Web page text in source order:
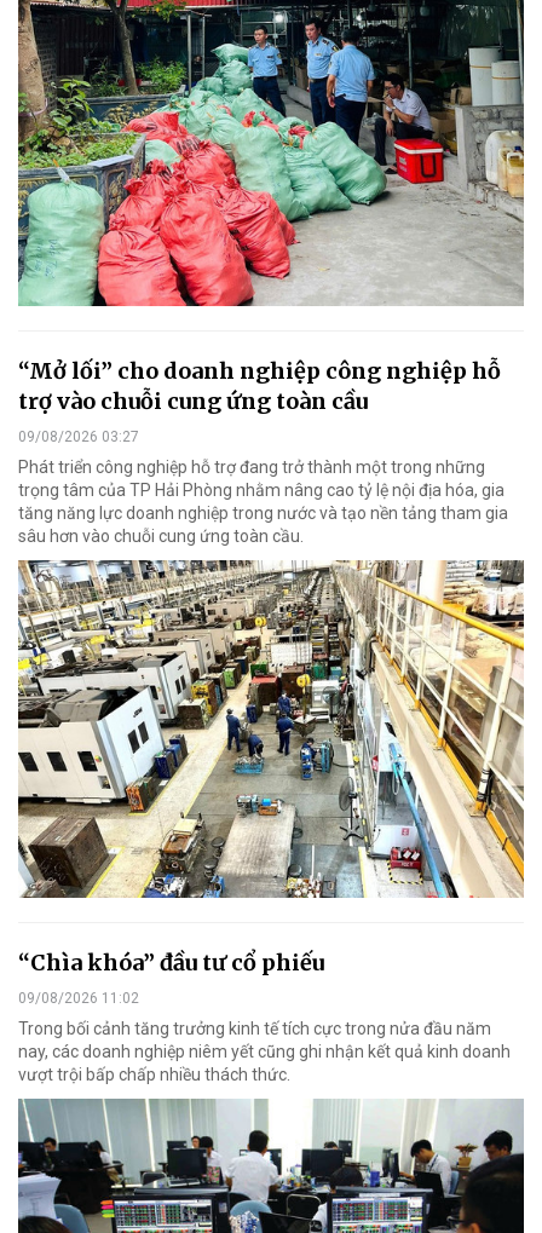
“Mở lối” cho doanh nghiệp công nghiệp hỗ
trợ vào chuỗi cung ứng toàn cầu
09/08/2026 03:27
Phát triển công nghiệp hỗ trợ đang trở thành một trong những
trọng tâm của TP Hải Phòng nhằm nâng cao tỷ lệ nội địa hóa, gia
tăng năng lực doanh nghiệp trong nước và tạo nền tảng tham gia
sâu hơn vào chuỗi cung ứng toàn cầu.
“Chìa khóa” đầu tư cổ phiếu
09/08/2026 11:02
Trong bối cảnh tăng trưởng kinh tế tích cực trong nửa đầu năm
nay, các doanh nghiệp niêm yết cũng ghi nhận kết quả kinh doanh
vượt trội bấp chấp nhiều thách thức.